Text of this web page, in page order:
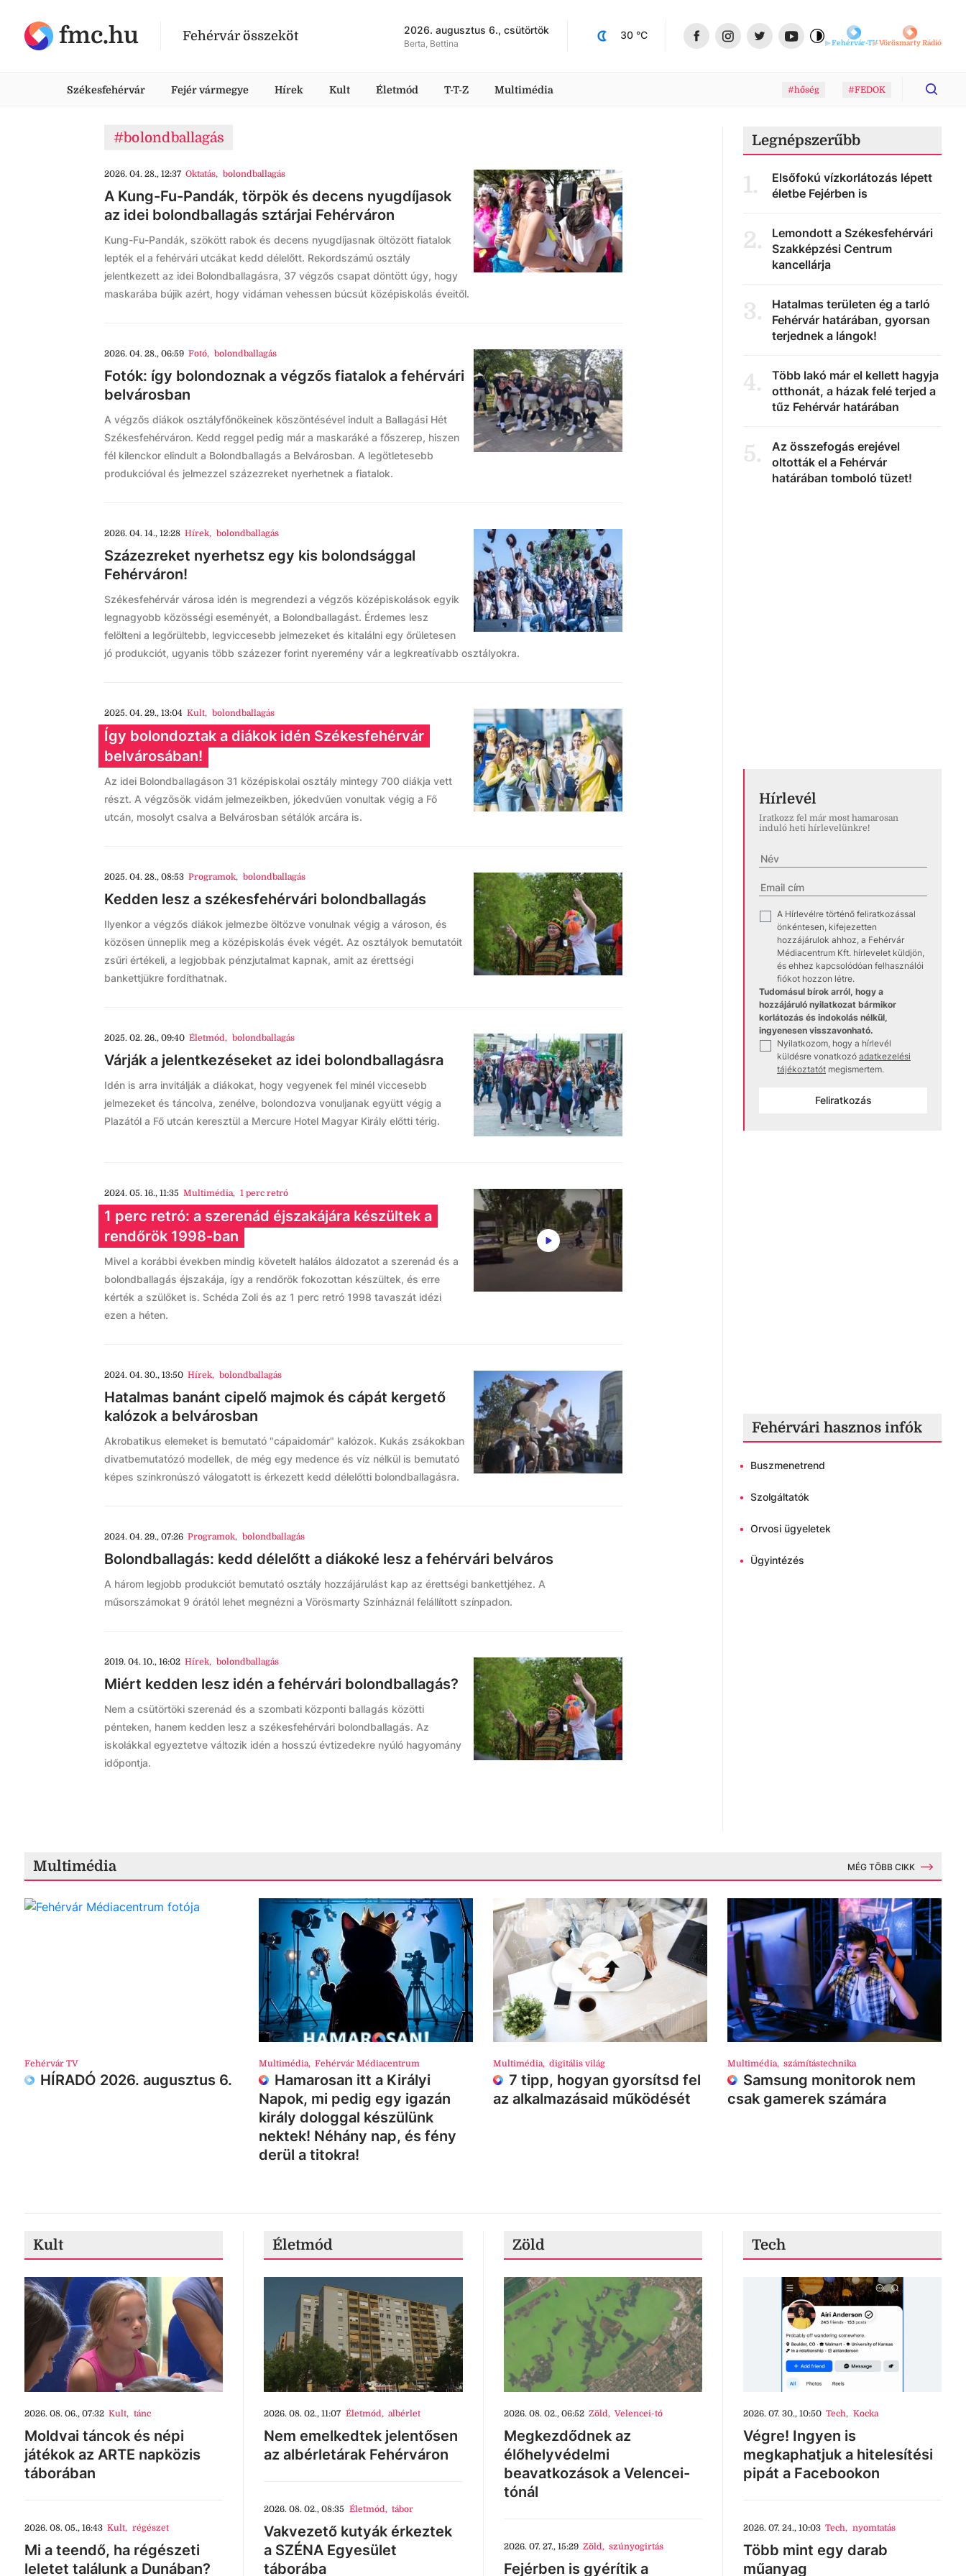
fmc.hu Fehérvár összeköt 2026. augusztus 6., csütörtök
Berta, Bettina
30 °C
Fehérvár-TVVörösmarty Rádió
Székesfehérvár Fejér vármegye Hírek Kult Életmód T-T-Z Multimédia #hőség #FEDOK
#bolondballagás
2026. 04. 28., 12:37 Oktatás, bolondballagás
A Kung-Fu-Pandák, törpök és decens nyugdíjasok
az idei bolondballagás sztárjai Fehérváron
Kung-Fu-Pandák, szökött rabok és decens nyugdíjasnak öltözött fiatalok
lepték el a fehérvári utcákat kedd délelőtt. Rekordszámú osztály
jelentkezett az idei Bolondballagásra, 37 végzős csapat döntött úgy, hogy
maskarába bújik azért, hogy vidáman vehessen búcsút középiskolás éveitől.
2026. 04. 28., 06:59 Fotó, bolondballagás
Fotók: így bolondoznak a végzős fiatalok a fehérvári
belvárosban
A végzős diákok osztályfőnökeinek köszöntésével indult a Ballagási Hét
Székesfehérváron. Kedd reggel pedig már a maskaráké a főszerep, hiszen
fél kilenckor elindult a Bolondballagás a Belvárosban. A legötletesebb
produkcióval és jelmezzel százezreket nyerhetnek a fiatalok.
2026. 04. 14., 12:28 Hírek, bolondballagás
Százezreket nyerhetsz egy kis bolondsággal
Fehérváron!
Székesfehérvár városa idén is megrendezi a végzős középiskolások egyik
legnagyobb közösségi eseményét, a Bolondballagást. Érdemes lesz
felölteni a legőrültebb, legviccesebb jelmezeket és kitalálni egy őrületesen
jó produkciót, ugyanis több százezer forint nyeremény vár a legkreatívabb osztályokra.
2025. 04. 29., 13:04 Kult, bolondballagás
Így bolondoztak a diákok idén Székesfehérvár
belvárosában!
Az idei Bolondballagáson 31 középiskolai osztály mintegy 700 diákja vett
részt. A végzősök vidám jelmezeikben, jókedvűen vonultak végig a Fő
utcán, mosolyt csalva a Belvárosban sétálók arcára is.
2025. 04. 28., 08:53 Programok, bolondballagás
Kedden lesz a székesfehérvári bolondballagás
Ilyenkor a végzős diákok jelmezbe öltözve vonulnak végig a városon, és
közösen ünneplik meg a középiskolás évek végét. Az osztályok bemutatóit
zsűri értékeli, a legjobbak pénzjutalmat kapnak, amit az érettségi
bankettjükre fordíthatnak.
2025. 02. 26., 09:40 Életmód, bolondballagás
Várják a jelentkezéseket az idei bolondballagásra
Idén is arra invitálják a diákokat, hogy vegyenek fel minél viccesebb
jelmezeket és táncolva, zenélve, bolondozva vonuljanak együtt végig a
Plazától a Fő utcán keresztül a Mercure Hotel Magyar Király előtti térig.
2024. 05. 16., 11:35 Multimédia, 1 perc retró
1 perc retró: a szerenád éjszakájára készültek a
rendőrök 1998-ban
Mivel a korábbi években mindig követelt halálos áldozatot a szerenád és a
bolondballagás éjszakája, így a rendőrök fokozottan készültek, és erre
kérték a szülőket is. Schéda Zoli és az 1 perc retró 1998 tavaszát idézi
ezen a héten.
2024. 04. 30., 13:50 Hírek, bolondballagás
Hatalmas banánt cipelő majmok és cápát kergető
kalózok a belvárosban
Akrobatikus elemeket is bemutató "cápaidomár" kalózok. Kukás zsákokban
divatbemutatózó modellek, de még egy medence és víz nélkül is bemutató
képes szinkronúszó válogatott is érkezett kedd délelőtti bolondballagásra.
2024. 04. 29., 07:26 Programok, bolondballagás
Bolondballagás: kedd délelőtt a diákoké lesz a fehérvári belváros
A három legjobb produkciót bemutató osztály hozzájárulást kap az érettségi bankettjéhez. A
műsorszámokat 9 órától lehet megnézni a Vörösmarty Színháznál felállított színpadon.
2019. 04. 10., 16:02 Hírek, bolondballagás
Miért kedden lesz idén a fehérvári bolondballagás?
Nem a csütörtöki szerenád és a szombati központi ballagás közötti
pénteken, hanem kedden lesz a székesfehérvári bolondballagás. Az
iskolákkal egyeztetve változik idén a hosszú évtizedekre nyúló hagyomány
időpontja.
Legnépszerűbb
1.
Elsőfokú vízkorlátozás lépett
életbe Fejérben is
2.
Lemondott a Székesfehérvári
Szakképzési Centrum
kancellárja
3.
Hatalmas területen ég a tarló
Fehérvár határában, gyorsan
terjednek a lángok!
4.
Több lakó már el kellett hagyja
otthonát, a házak felé terjed a
tűz Fehérvár határában
5.
Az összefogás erejével
oltották el a Fehérvár
határában tomboló tüzet!
Hírlevél
Iratkozz fel már most hamarosan
induló heti hírlevelünkre!
A Hírlevélre történő feliratkozással
önkéntesen, kifejezetten
hozzájárulok ahhoz, a Fehérvár
Médiacentrum Kft. hírlevelet küldjön,
és ehhez kapcsolódóan felhasználói
fiókot hozzon létre.
Tudomásul bírok arról, hogy a
hozzájáruló nyilatkozat bármikor
korlátozás és indokolás nélkül,
ingyenesen visszavonható.
Nyilatkozom, hogy a hírlevél
küldésre vonatkozó adatkezelési
tájékoztatót megismertem.
Feliratkozás
Fehérvári hasznos infók
• Buszmenetrend
• Szolgáltatók
• Orvosi ügyeletek
• Ügyintézés
Multimédia MÉG TÖBB CIKK
Fehérvár TV
HÍRADÓ 2026. augusztus 6.
Multimédia, Fehérvár Médiacentrum
Hamarosan itt a Királyi
Napok, mi pedig egy igazán
király dologgal készülünk
nektek! Néhány nap, és fény
derül a titokra!
Multimédia, digitális világ
7 tipp, hogyan gyorsítsd fel
az alkalmazásaid működését
Multimédia, számítástechnika
Samsung monitorok nem
csak gamerek számára
Kult
2026. 08. 06., 07:32 Kult, tánc
Moldvai táncok és népi
játékok az ARTE napközis
táborában
2026. 08. 05., 16:43 Kult, régészet
Mi a teendő, ha régészeti
leletet találunk a Dunában?
Életmód
2026. 08. 02., 11:07 Életmód, albérlet
Nem emelkedtek jelentősen
az albérletárak Fehérváron
2026. 08. 02., 08:35 Életmód, tábor
Vakvezető kutyák érkeztek
a SZÉNA Egyesület
táborába
Zöld
2026. 08. 02., 06:52 Zöld, Velencei-tó
Megkezdődnek az
élőhelyvédelmi
beavatkozások a Velencei-
tónál
2026. 07. 27., 15:29 Zöld, szúnyogirtás
Fejérben is gyérítik a
Tech
2026. 07. 30., 10:50 Tech, Kocka
Végre! Ingyen is
megkaphatjuk a hitelesítési
pipát a Facebookon
2026. 07. 24., 10:03 Tech, nyomtatás
Több mint egy darab
műanyag